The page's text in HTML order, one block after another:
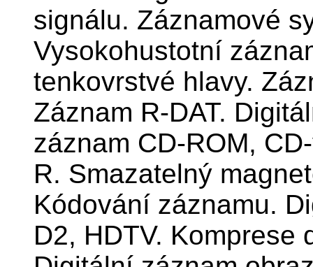
signálu. Záznamové
Vysokohustotní
tenkovrstvé hlavy.
Záznam R-DAT.
záznam CD-ROM,
R. Smazatelný
Kódování záznamu.
D2, HDTV. Komprese